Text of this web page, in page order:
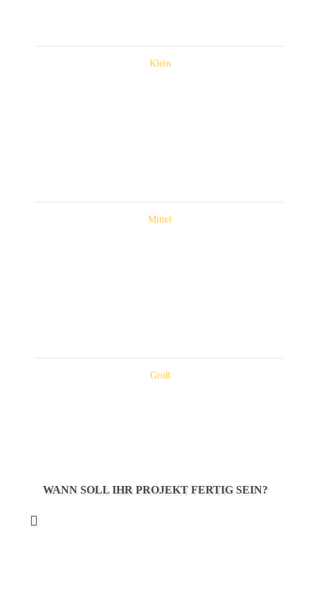
Klein
Mittel
Groß
WANN SOLL IHR PROJEKT FERTIG SEIN?